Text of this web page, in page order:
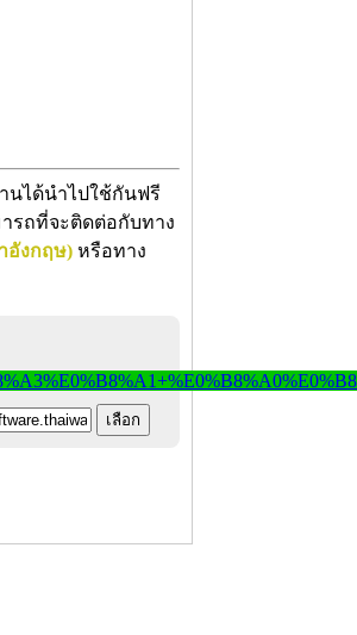
นได้นำไปใช้กันฟรี
รถที่จะติดต่อกับทาง
อังกฤษ) หรือทาง